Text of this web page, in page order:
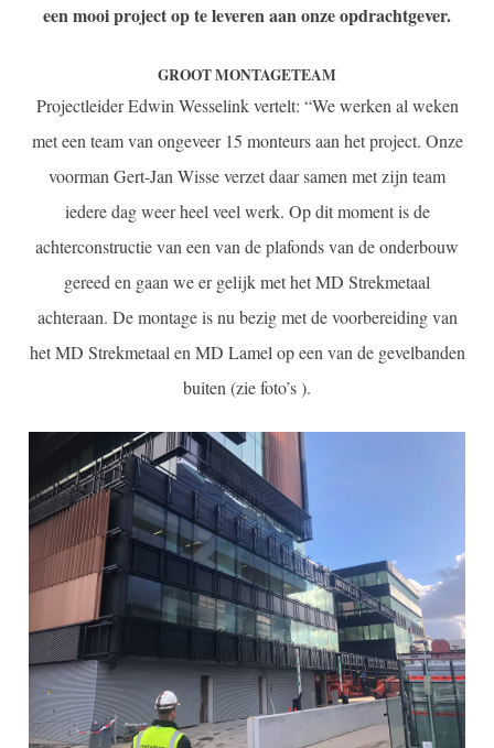
een mooi project op te leveren aan onze opdrachtgever.
GROOT MONTAGETEAM
Projectleider Edwin Wesselink vertelt: “We werken al weken
met een team van ongeveer 15 monteurs aan het project. Onze
voorman Gert-Jan Wisse verzet daar samen met zijn team
iedere dag weer heel veel werk. Op dit moment is de
achterconstructie van een van de plafonds van de onderbouw
gereed en gaan we er gelijk met het MD Strekmetaal
achteraan. De montage is nu bezig met de voorbereiding van
het MD Strekmetaal en MD Lamel op een van de gevelbanden
buiten (zie foto’s ).